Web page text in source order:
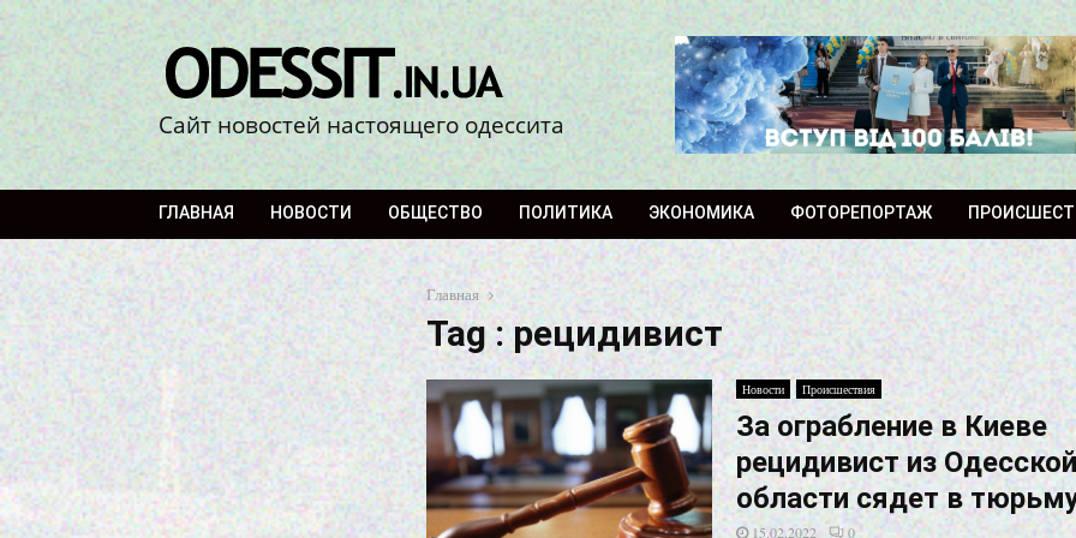
Сайт новостей настоящего одессита
ГЛАВНАЯ НОВОСТИ ОБЩЕСТВО ПОЛИТИКА ЭКОНОМИКА ФОТОРЕПОРТАЖ
Главная
Tag : рецидивист
Новости Происшествия
За ограбление в Киеве
рецидивист из Одесской
области сядет в
15.02.2022 0